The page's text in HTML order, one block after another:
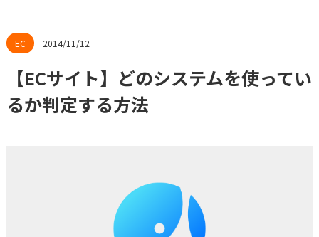
2014/11/12
【ECサイト】どのシステムを使ってい
るか判定する方法